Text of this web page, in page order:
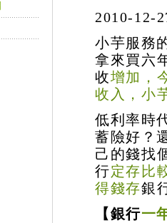
2010-12-
小芋服務
拿來買六
收增加，
收入，小
低利率時
蓄險好？
己的錢找
行定存比
得錢存銀
【 銀行一